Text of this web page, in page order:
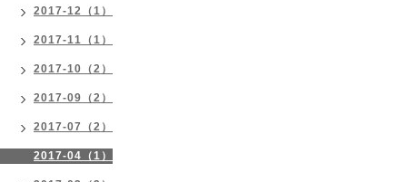
2017-12（1）
2017-11（1）
2017-10（2）
2017-09（2）
2017-07（2）
2017-04（1）